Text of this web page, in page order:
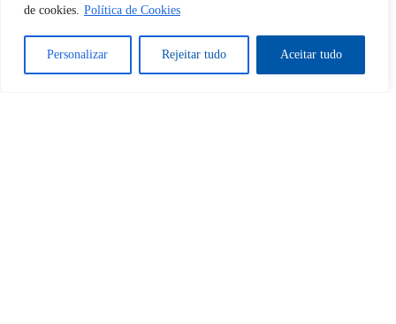
de cookies. Política de Cookies
Personalizar Rejeitar tudo Aceitar tudo